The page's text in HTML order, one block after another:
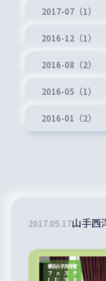
2017-07（1）
2016-12（1）
2016-08（2）
2016-05（1）
2016-01（2）
2017.05.17山手